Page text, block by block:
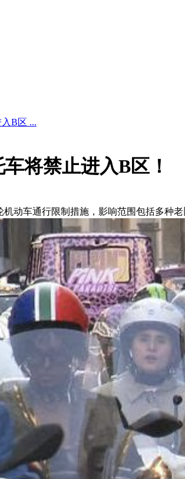
B区 ...
将禁止进入B区！
动车通行限制措施，影响范围包括多